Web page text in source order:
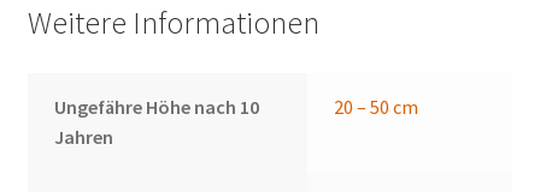
Weitere Informationen
Ungefähre Höhe nach 10
Jahren
20 – 50 cm